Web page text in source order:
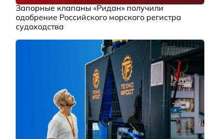
Запорные клапаны «Ридан» получили
одобрение Российского морского регистра
судоходства